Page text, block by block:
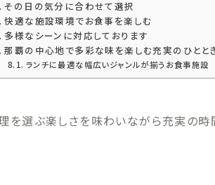
その日の気分に合わせて選択
快適な施設環境でお食事を楽しむ
多様なシーンに対応しております
那覇の中心地で多彩な味を楽しむ充実のひとと
ランチに最適な幅広いジャンルが揃うお食事施設
を選ぶ楽しさを味わいながら充実の時